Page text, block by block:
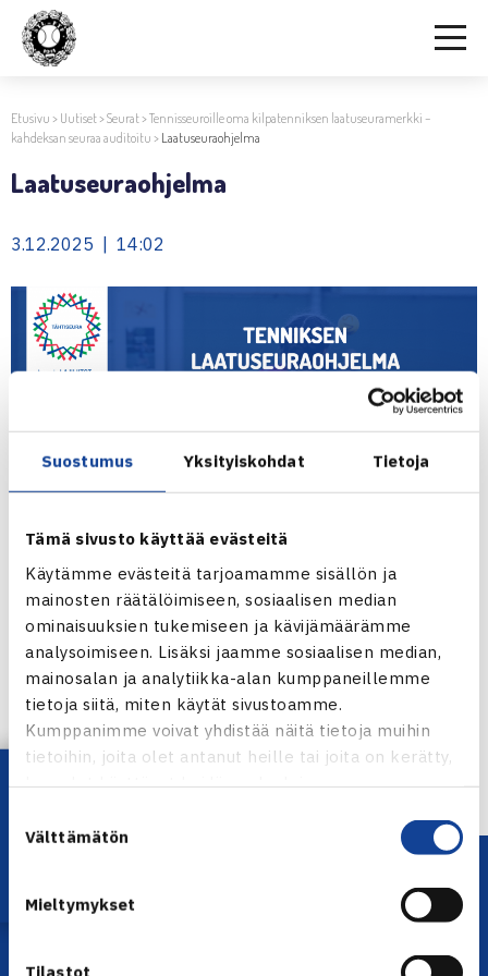
Suostumus Yksityiskohdat Tietoja
Tämä sivusto käyttää evästeitä
Käytämme evästeitä tarjoamamme sisällön ja
mainosten räätälöimiseen, sosiaalisen median
ominaisuuksien tukemiseen ja kävijämäärämme
analysoimiseen. Lisäksi jaamme sosiaalisen median,
mainosalan ja analytiikka-alan kumppaneillemme
tietoja siitä, miten käytät sivustoamme.
Kumppanimme voivat yhdistää näitä tietoja muihin
tietoihin, joita olet antanut heille tai joita on kerätty,
kun olet käyttänyt heidän palvelujaan.
valinta
Välttämätön
Mieltymykset
Etusivu > Uutiset>Seurat>Tennisseuroille oma kilpatenniksen laatuseuramerkki –
kahdeksan seuraa auditoitu > Laatuseuraohjelma
Laatuseuraohjelma
3.12.2025 | 14:02
← Edellinen
Lataa OmaTennis!